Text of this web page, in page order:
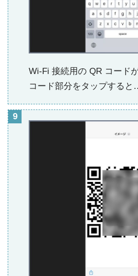
Wi-Fi 接続用の QR コード
コード部分をタップすると